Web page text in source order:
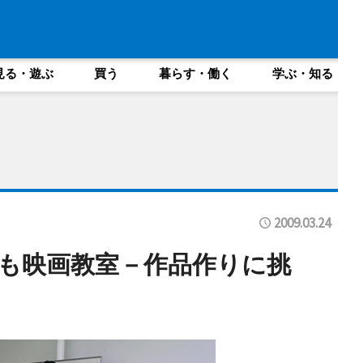
る・遊ぶ 買う 暮らす・働く 学ぶ・知る
2009.03.24
映画教室－作品作りに挑